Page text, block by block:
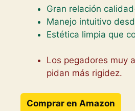
Gran relación
Manejo intuitivo
Estética limpia que
Los pegadores muy
pidan más rigidez.
Comprar en Amazon